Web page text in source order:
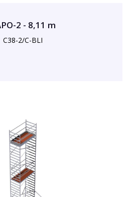
2 - 8,11 m
C38-2/C-BLI